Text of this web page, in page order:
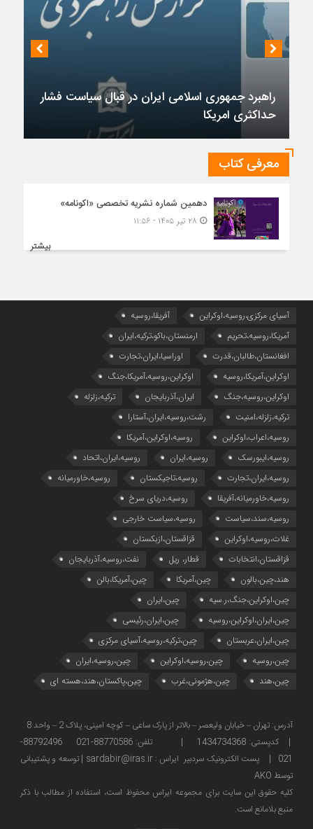
راهبرد جمهوری اسلامی ایران در قبال سیاست فشار
حداکثری امریکا
معرفی کتاب
دهمین شماره نشریه تخصصی «اکونامه»
بیشتر
آسیای مرکزی،روسیه،اوکراین
آفریقا،روسیه
آمریکا،روسیه،تحریم
ارمنستان،باکو،ترکیه،ایران
افغانستان،طالبان،قدرت
اوراسیا،ایران،تجارت
اوکراین،آمریکا،روسیه
اوکراین،روسیه،آمریکا،جنگ
اوکراین،روسیه،جنگ
ایران،آذربایجان
ترکیه،زلزله
ترکیه،زلزله،امنیت
رشت،روسیه،ایران،آستارا
روسیه،اعراب،اوکراین
روسیه،اوکراین،آمریکا
روسیه،ایبورسک
روسیه،ایران
روسیه،ایران،اتحاد
روسیه،ایران،تجارت
روسیه،تاجیکستان
روسیه،خاورمیانه
روسیه،خاورمیانه،آفریقا
روسیه،دریای سرخ
روسیه،سند،سیاست
روسیه،سیاست خارجی
غلات،روسیه،اوکراین
قزاقستان،ازبکستان
قزاقستان،انتخابات
قطار، ریل
نفت،روسیه،آذربایجان
هند،چین،بالون
چین،آمریکا
چین،آمریکا،بالن
چین،اوکراین،جنگ،ر.سیه
چین،ایران
چین،ایران،اوکراین،روسیه
چین،ایران،رئیسی
چین،ایران،عربستان
چین،ترکیه،روسیه،آسیای مرکزی
چین،روسیه
چین،روسیه،اوکراین
چین،روسیه،ایران
چین،هند
چین،هژمونی،غرب چین،پاکستان،هند،هسته ای
| کدپستی: 1434734368 | تلفن: 88770586-021 88792496-
021 | پست الکترونیک سردبیر ایراس : sardabir@iras.ir |
توسعه و پشتیبانی
توسط AKO
كليه حقوق این سایت برای مجموعه ایراس محفوظ است، استفاده از مطالب با ذكر
منبع بلامانع است.